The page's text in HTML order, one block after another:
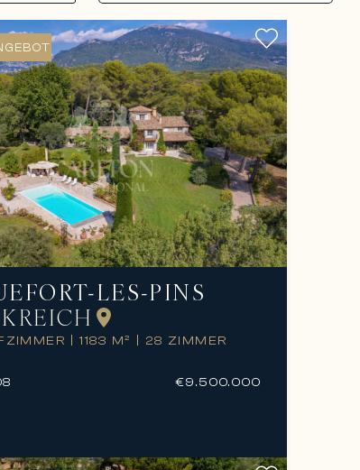
LES-PINS
1183 M² 28 ZIMMER
€9.500.000